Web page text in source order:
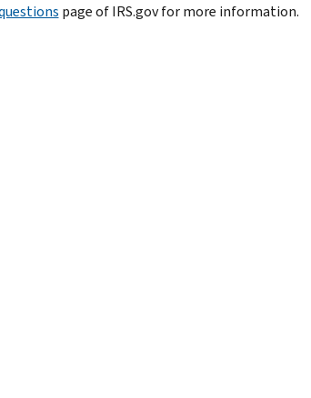
page of IRS.gov for more information.